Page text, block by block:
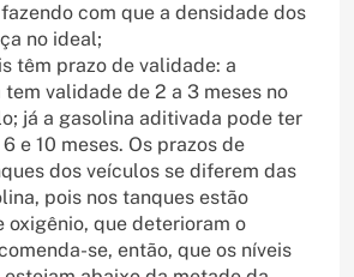
com que a densidade dos
no ideal;
têm prazo de validade: a
validade de 2 a 3 meses no
já a gasolina aditivada pode ter
e 10 meses. Os prazos de
dos veículos se diferem das
pois nos tanques estão
oxigênio, que deterioram o
se, então, que os níveis